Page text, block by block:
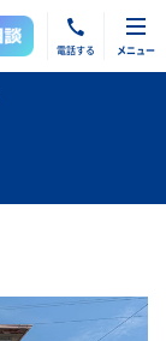
電話する メニュー